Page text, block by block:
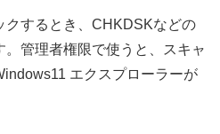
クするとき、CHKDSKなどの
管理者権限で使うと、スキャ
エクスプローラーが